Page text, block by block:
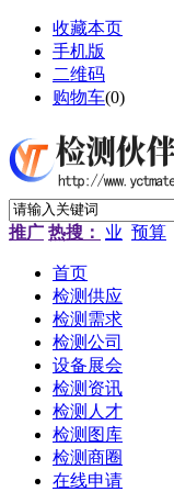
收藏本页
手机版
二维码
购物车(0)
推广 热搜： 业 预算
首页
检测供应
检测需求
检测公司
设备展会
检测资讯
检测人才
检测图库
检测商圈
在线申请